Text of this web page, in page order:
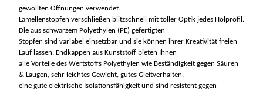
gewollten Öffnungen verwendet.
Lamellenstopfen verschließen blitzschnell mit toller Optik jedes Holprofil.
Die aus schwarzem Polyethylen (PE) gefertigten
Stopfen sind variabel einsetzbar und sie können ihrer Kreativität freien
Lauf lassen. Endkappen aus Kunststoff bieten Ihnen
alle Vorteile des Wertstoffs Polyethylen wie Beständigkeit gegen Säuren
& Laugen, sehr leichtes Gewicht, gutes Gleitverhalten,
eine gute elektrische Isolationsfähigkeit und sind resistent gegen